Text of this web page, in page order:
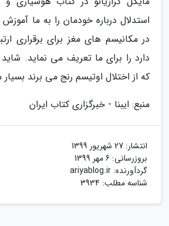
استدلال درباره خودمان را به ما
در مکانیسم های مغز برای برقراری
دارد را برای ما تعریف می نماید. شاید
که از اختلال اوتیسم رنج می برند
منبع: ایبنا - خبرگزاری کتاب ایران
انتشار: 27 شهریور 1399
بروزرسانی: 6 مهر 1399
گردآورنده: ariyablog.ir
شناسه مطلب: 3934